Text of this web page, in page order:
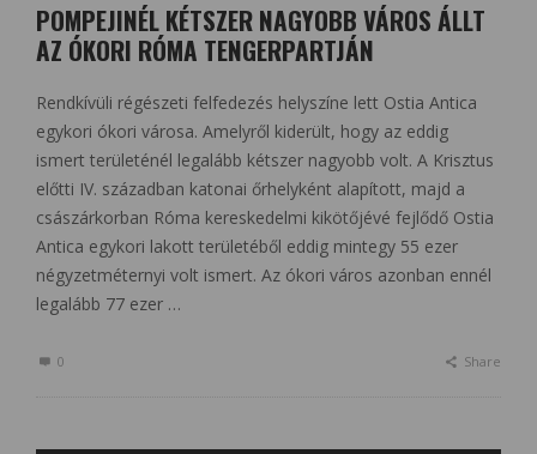
POMPEJINÉL KÉTSZER NAGYOBB VÁROS ÁLLT
AZ ÓKORI RÓMA TENGERPARTJÁN
Rendkívüli régészeti felfedezés helyszíne lett Ostia Antica
egykori ókori városa. Amelyről kiderült, hogy az eddig
ismert területénél legalább kétszer nagyobb volt. A Krisztus
előtti IV. században katonai őrhelyként alapított, majd a
császárkorban Róma kereskedelmi kikötőjévé fejlődő Ostia
Antica egykori lakott területéből eddig mintegy 55 ezer
négyzetméternyi volt ismert. Az ókori város azonban ennél
legalább 77 ezer …
0 Share